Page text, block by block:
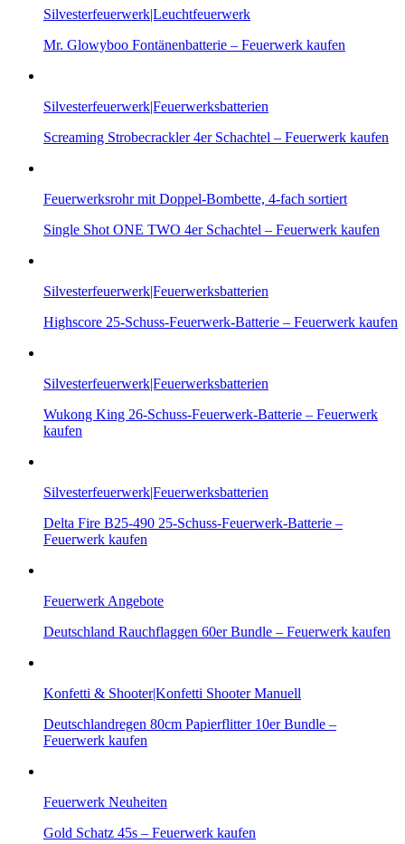
Silvesterfeuerwerk|Leuchtfeuerwerk
Mr. Glowyboo Fontänenbatterie – Feuerwerk kaufen
Silvesterfeuerwerk|Feuerwerksbatterien
Screaming Strobecrackler 4er Schachtel – Feuerwerk kaufen
Feuerwerksrohr mit Doppel-Bombette, 4-fach sortiert
Single Shot ONE TWO 4er Schachtel – Feuerwerk kaufen
Silvesterfeuerwerk|Feuerwerksbatterien
Highscore 25-Schuss-Feuerwerk-Batterie – Feuerwerk kaufen
Silvesterfeuerwerk|Feuerwerksbatterien
Wukong King 26-Schuss-Feuerwerk-Batterie – Feuerwerk
kaufen
Silvesterfeuerwerk|Feuerwerksbatterien
Delta Fire B25-490 25-Schuss-Feuerwerk-Batterie –
Feuerwerk kaufen
Feuerwerk Angebote
Deutschland Rauchflaggen 60er Bundle – Feuerwerk kaufen
Konfetti & Shooter|Konfetti Shooter Manuell
Deutschlandregen 80cm Papierflitter 10er Bundle –
Feuerwerk kaufen
Feuerwerk Neuheiten
Gold Schatz 45s – Feuerwerk kaufen